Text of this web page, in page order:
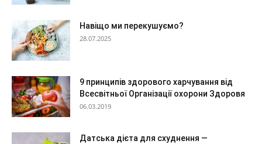
Навіщо ми перекушуємо?
28.07.2025
9 принципів здорового харчування від
Всесвітньої Організації охорони Здоровя
06.03.2019
Датська дієта для схуднення —